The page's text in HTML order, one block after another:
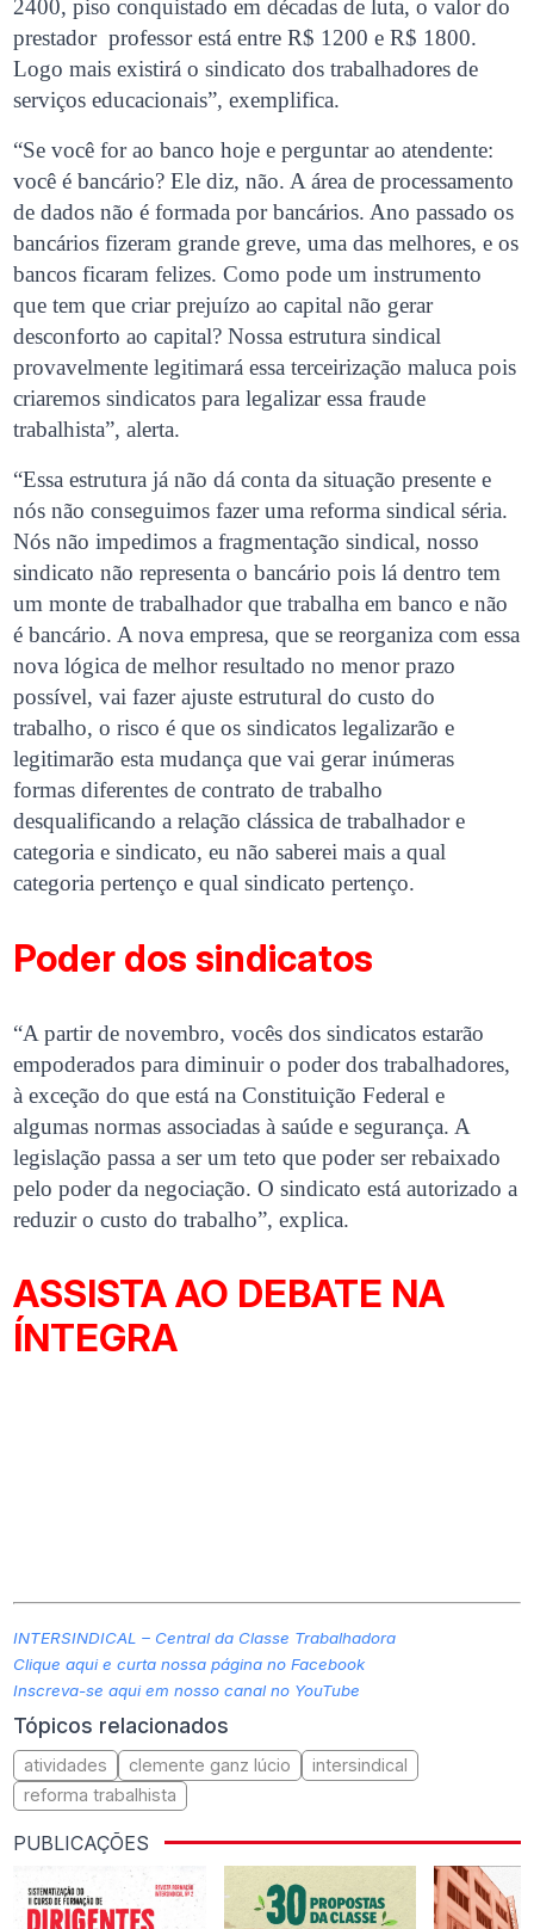
2400, piso conquistado em décadas de luta, o valor do
prestador professor está entre R$ 1200 e R$ 1800.
Logo mais existirá o sindicato dos trabalhadores de
serviços educacionais”, exemplifica.
“Se você for ao banco hoje e perguntar ao atendente:
você é bancário? Ele diz, não. A área de processamento
de dados não é formada por bancários. Ano passado os
bancários fizeram grande greve, uma das melhores, e os
bancos ficaram felizes. Como pode um instrumento
que tem que criar prejuízo ao capital não gerar
desconforto ao capital? Nossa estrutura sindical
provavelmente legitimará essa terceirização maluca pois
criaremos sindicatos para legalizar essa fraude
trabalhista”, alerta.
“Essa estrutura já não dá conta da situação presente e
nós não conseguimos fazer uma reforma sindical séria.
Nós não impedimos a fragmentação sindical, nosso
sindicato não representa o bancário pois lá dentro tem
um monte de trabalhador que trabalha em banco e não
é bancário. A nova empresa, que se reorganiza com essa
nova lógica de melhor resultado no menor prazo
possível, vai fazer ajuste estrutural do custo do
trabalho, o risco é que os sindicatos legalizarão e
legitimarão esta mudança que vai gerar inúmeras
formas diferentes de contrato de trabalho
desqualificando a relação clássica de trabalhador e
categoria e sindicato, eu não saberei mais a qual
categoria pertenço e qual sindicato pertenço.
Poder dos sindicatos
“A partir de novembro, vocês dos sindicatos estarão
empoderados para diminuir o poder dos trabalhadores,
à exceção do que está na Constituição Federal e
algumas normas associadas à saúde e segurança. A
legislação passa a ser um teto que poder ser rebaixado
pelo poder da negociação. O sindicato está autorizado a
reduzir o custo do trabalho”, explica.
ASSISTA AO DEBATE NA
ÍNTEGRA
INTERSINDICAL – Central da Classe Trabalhadora
Clique aqui e curta nossa página no Facebook
Inscreva-se aqui em nosso canal no YouTube
Tópicos relacionados
atividades clemente ganz lúcio
intersindical
reforma trabalhista
PUBLICAÇÕES